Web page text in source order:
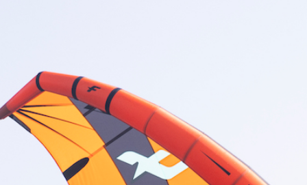
Profitez de vos prochaines vacances à Quiberon,
pourapprendre le wing foil
Kite propose uncours d’initiation au wing foil
ainsi qu’unstage découverte de wing foil
Conseil n°2 : trouver le spot idéal pour débuter
en wing foil